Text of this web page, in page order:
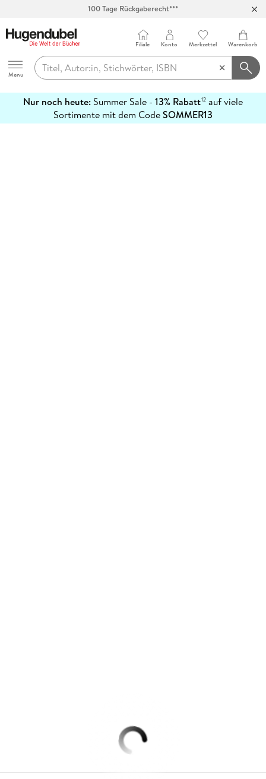
100 Tage Rückgaberecht***
Hugendubel
Menu
Filiale Konto Merkzettel Warenkorb
Nur noch heute: Summer Sale - 13% Rabatt12 auf viele
Sortimente mit dem CodeSOMMER13
erfahren